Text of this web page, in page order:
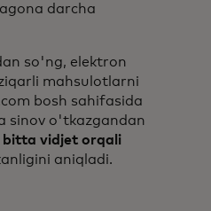
darcha
so'ng, elektron
mahsulotlarni
bosh sahifasida
sinov o'tkazgandan
bitta vidjet orqali
aniqladi.